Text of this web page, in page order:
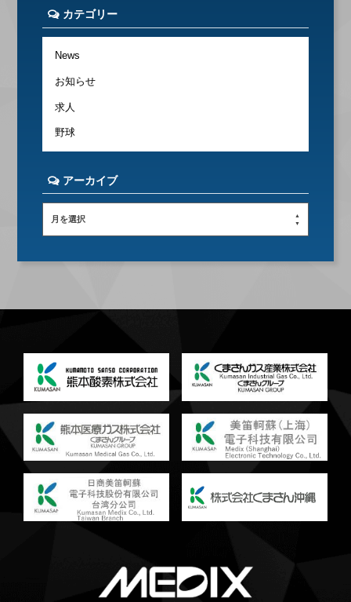
カテゴリー
News
お知らせ
求人
野球
アーカイブ
月を選択